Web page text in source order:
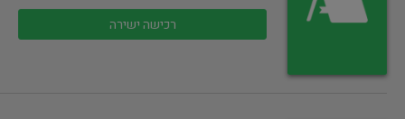
רכישה ישירה